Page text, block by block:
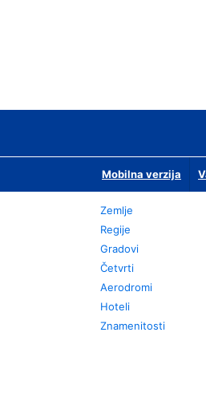
Mobilna verzija
Zemlje
Regije
Gradovi
Četvrti
Aerodromi
Hoteli
Znamenitosti